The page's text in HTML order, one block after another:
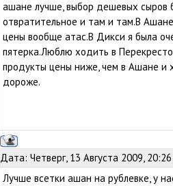
ашане лучше, выбор дешевых сыров
отвратительное и там и там.В
цены вообще атас.В Дикси я была
пятерка.Люблю ходить в
продукты цены ниже, чем в Ашане и
дороже.
Дата: Четверг, 13 Августа 2009,
Лучше всетки ашан на рублевке, у